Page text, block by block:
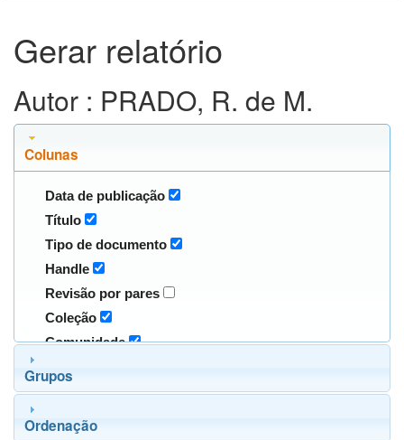
Gerar relatório
Autor : PRADO, R. de M.
Colunas
Data de publicação
Título
Tipo de documento
Handle
Revisão por pares
Coleção
Comunidade
Grupos
Ordenação